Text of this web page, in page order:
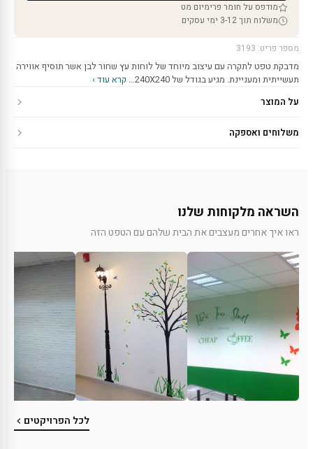
מודפס על חומר פרימיום מט
משלוח תוך 3-12 ימי עסקים
מספר פריט: 3193
מדבקת טפט לתקרה עם עיצוב מיוחד של לוחות עץ שחור לבן אשר תוסיף אווירה
תעשייתית ומעניינת. מגיע בגודל של 240X240…
קרא עוד ›
על המוצר
משלוחים ואספקה
השראה מלקוחות שלנו
ראו איך אחרים מעצבים את הבית שלהם עם הטפט הזה
לכל הפרויקטים